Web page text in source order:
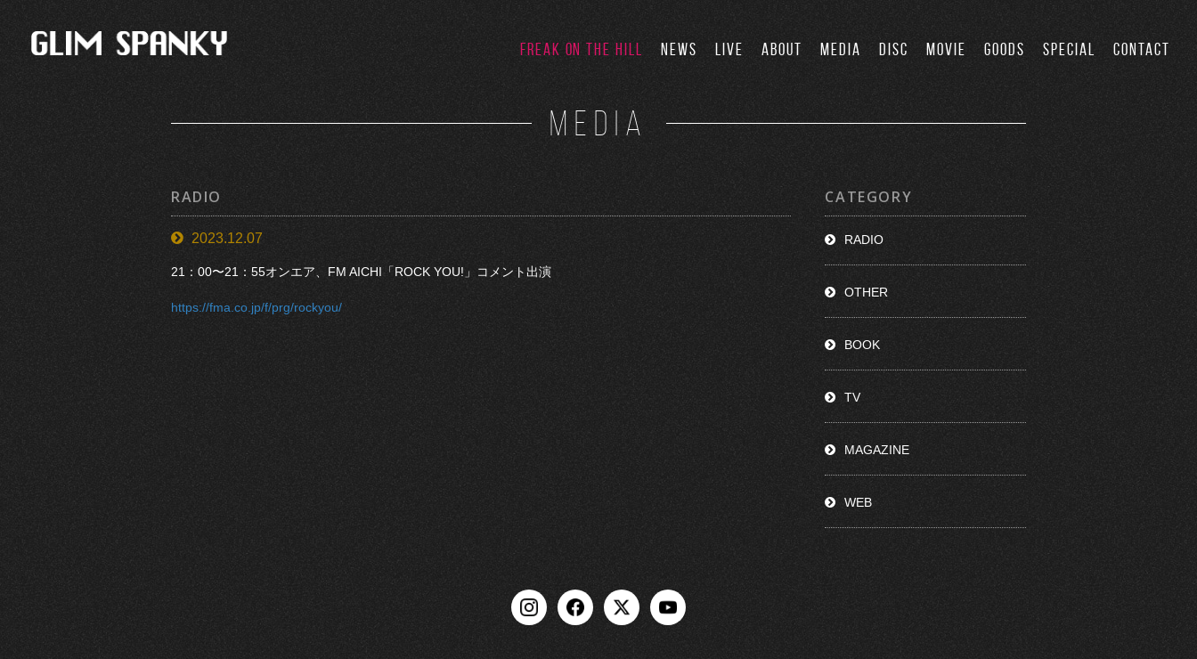
FREAK ON THE HILL NEWS LIVE ABOUT MEDIA DISC MOVIE GOODS SPECIAL CONTACT
MEDIA
RADIO
2023.12.07
21：00〜21：55オンエア、FM AICHI「ROCK YOU!」コメント出演
https://fma.co.jp/f/prg/rockyou/
CATEGORY
RADIO
OTHER
BOOK
TV
MAGAZINE
WEB